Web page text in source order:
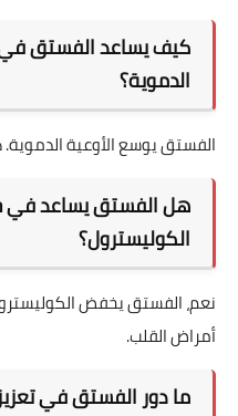
كيف يساعد الفستق
الدموية؟
الفستق يوسع الأوعية
هل الفستق يساعد
الكوليسترول؟
نعم، الفستق يخفض
أمراض القلب.
ما دور الفستق في